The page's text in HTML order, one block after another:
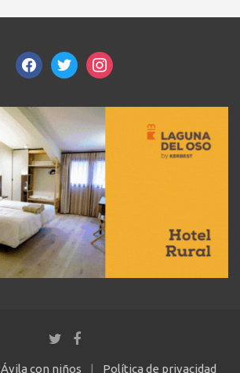
facebooktwitterinstagram
Ávila con niños Política de privacidad